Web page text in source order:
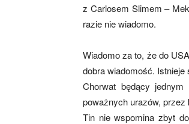
z Carlosem Slimem –
razie nie wiadomo.
Wiadomo za to, że do
dobra wiadomość.
Chorwat będący
poważnych urazów, przez
Tin nie wspomina zbyt